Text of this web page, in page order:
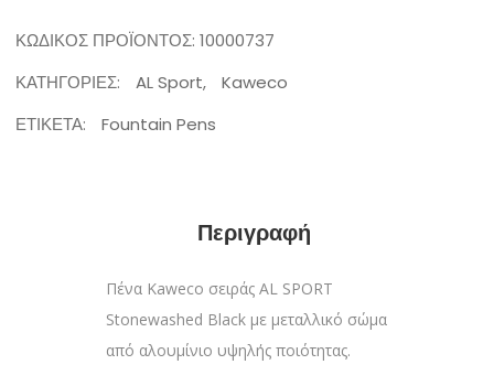
ΚΩΔΙΚΌΣ ΠΡΟΪΌΝΤΟΣ: 10000737
ΚΑΤΗΓΟΡΊΕΣ:
AL Sport,
Kaweco
ΕΤΙΚΈΤΑ:
Fountain Pens
Περιγραφή
Πένα Kaweco σειράς AL SPORT
Stonewashed Black με μεταλλικό σώμα
από αλουμίνιο υψηλής ποιότητας.